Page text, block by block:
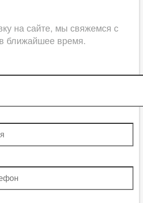
на сайте, мы свяжемся с
ближайшее время.